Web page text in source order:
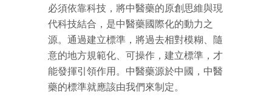
必須依靠科技，將中醫藥的原創思維與現
代科技結合，是中醫藥國際化的動力之
源。通過建立標準，將過去相對模糊、隨
意的地方規範化、可操作，建立標準，才
能發揮引領作用。中醫藥源於中國，中醫
藥的標準就應該由我們來制定。